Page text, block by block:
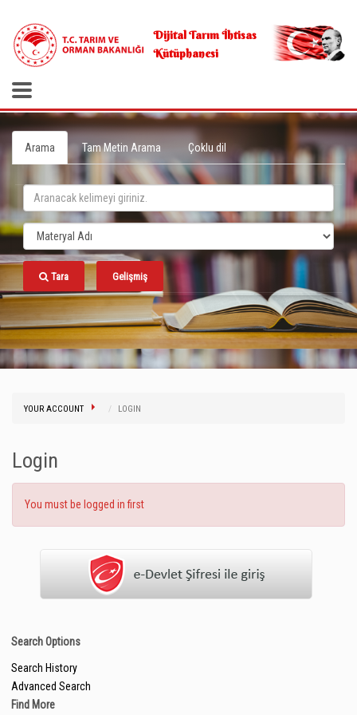
Dijital Tarım İhtisas
Kütüphanesi
Arama Tam Metin Arama Çoklu dil
Tara Gelişmiş
YOUR ACCOUNT LOGIN
Login
You must be logged in first
Search Options
Search History
Advanced Search
Find More